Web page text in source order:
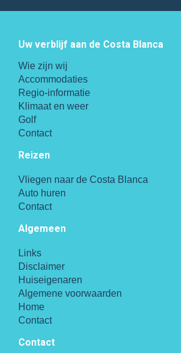
Uw verblijf aan de Costa Blanca
Wie zijn wij
Accommodaties
Regio-informatie
Klimaat en weer
Golf
Contact
Reizen
Vliegen naar de Costa Blanca
Auto huren
Contact
Algemeen
Links
Disclaimer
Huiseigenaren
Algemene voorwaarden
Home
Contact
Contact